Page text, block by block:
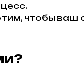
чтобы ваш